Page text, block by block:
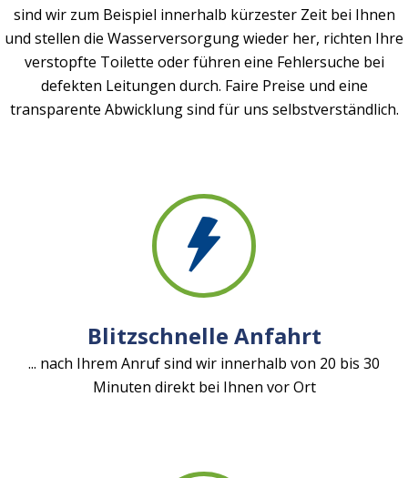
sind wir zum Beispiel innerhalb kürzester Zeit bei Ihnen
und stellen die Wasserversorgung wieder her, richten Ihre
verstopfte Toilette oder führen eine Fehlersuche bei
defekten Leitungen durch. Faire Preise und eine
transparente Abwicklung sind für uns selbstverständlich.
Blitzschnelle Anfahrt
... nach Ihrem Anruf sind wir innerhalb von 20 bis 30
Minuten direkt bei Ihnen vor Ort